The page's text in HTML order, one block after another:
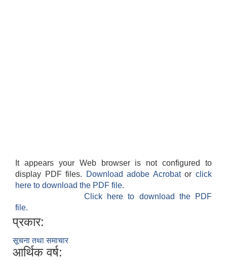
It appears your Web browser is not configured to
display PDF files.
Download adobe Acrobatorclick
here to download the PDF file.
Click here to download the PDF
file.
प्रकार:
सूचना तथा समाचार
आर्थिक वर्ष: